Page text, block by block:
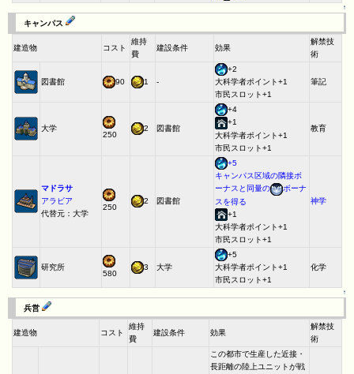
↑
キャンパス
建造物 コスト
維持
費
建設条件 効果
解禁技
術
図書館 90 1 -
+2
大科学者ポイント+1
市民スロット+1
筆記
大学
250
2 図書館
+4
+1
大科学者ポイント+1
市民スロット+1
教育
マドラサ
アラビア
代替元：大学
250
2 図書館
+5
キャンパス区域の隣接ボ
ーナスと同量の
ボーナ
スを得る
+1
大科学者ポイント+1
市民スロット+1
神学
研究所
580
3 大学
+5
大科学者ポイント+1
市民スロット+1
化学
↑
兵営
建造物 コスト
維持
費
建設条件 効果
解禁技
術
この都市で生産した近接・
長距離の陸上ユニットが戦